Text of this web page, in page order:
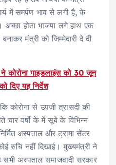
में समर्पण भाव से लगी है, के
होता भाजपा लगे हाथ एक
मंत्री को जिम्मेदारी दे दी
कोरोना गाइडलाइंस को 30 जून
दिए यह निर्देश
से उपजी त्रासदी की
चार वर्षो के में सूबे के विभिन्न
अस्पताल और ट्रामा सेंटर
रुचि नहीं दिखाई। मुख्यमंत्री ने
सभी अस्पताल समाजवादी सरकार